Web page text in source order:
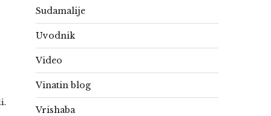
Sudamalije
Uvodnik
Video
Vinatin blog
Vrishaba